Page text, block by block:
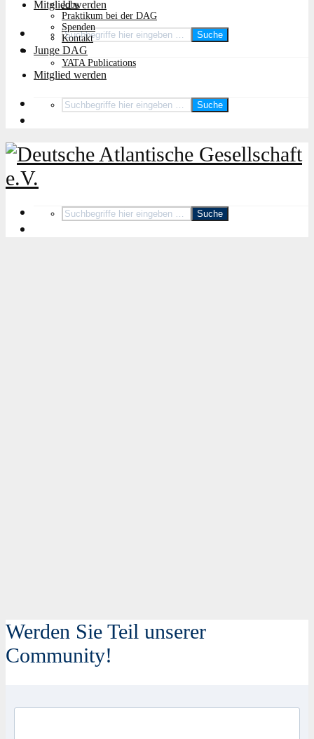
Mitglied werden
Suche
Jobs
Praktikum bei der DAG
Spenden
Kontakt
Junge DAG
YATA Publications
Mitglied werden
Suche
Suche
Werden Sie Teil unserer
Community!